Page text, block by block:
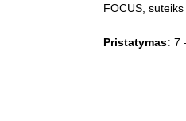
FOCUS,
Pristatymas: 7